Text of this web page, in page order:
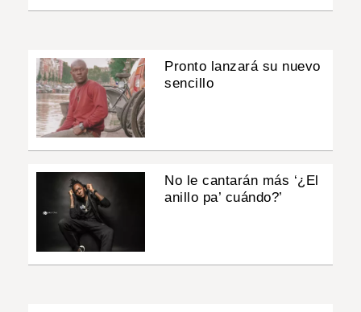
Pronto lanzará su nuevo
sencillo
No le cantarán más ‘¿El
anillo pa’ cuándo?’